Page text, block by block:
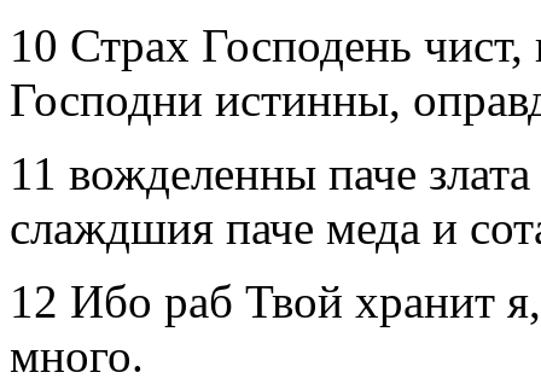
10 Страх Господень
Господни истинны,
11 вожделенны паче
слаждшия паче меда и
12 Ибо раб Твой хранит
много.